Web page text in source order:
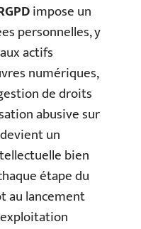
impose un
personnelles, y
actifs
numériques,
de droits
abusive sur
un
bien
étape du
au lancement
exploitation